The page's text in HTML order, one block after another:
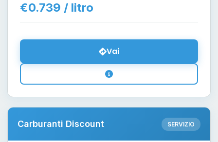
€0.739 / litro
Vai
Carburanti Discount SERVIZIO